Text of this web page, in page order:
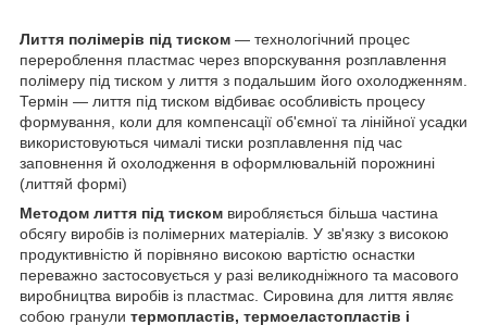
Лиття полімерів під тиском — технологічний процес
перероблення пластмас через впорскування розплавлення
полімеру під тиском у лиття з подальшим його охолодженням.
Термін — лиття під тиском відбиває особливість процесу
формування, коли для компенсації об'ємної та лінійної усадки
використовуються чималі тиски розплавлення під час
заповнення й охолодження в оформлювальній порожнині
(литтяй формі)
Методом лиття під тиском виробляється більша частина
обсягу виробів із полімерних матеріалів. У зв'язку з високою
продуктивністю й порівняно високою вартістю оснастки
переважно застосовується у разі великодніжного та масового
виробництва виробів із пластмас. Сировина для лиття являє
собою гранули термопластів, термоеластопластів і